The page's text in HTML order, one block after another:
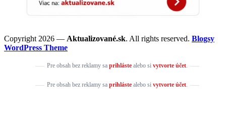
Copyright 2026 — Aktualizované.sk. All rights reserved. Blogsy
WordPress Theme
Pre obsah bez reklamy sa prihlástealebo si vytvorte účet.